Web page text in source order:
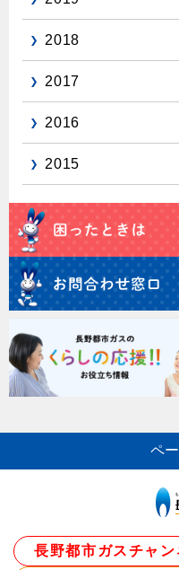
2018
2017
2016
2015
ペ
長野都市ガスチャン